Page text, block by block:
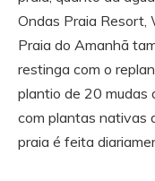
Ondas Praia Resort,
Praia do Amanhã
restinga com o
plantio de 20 mudas
com plantas nativas
praia é feita